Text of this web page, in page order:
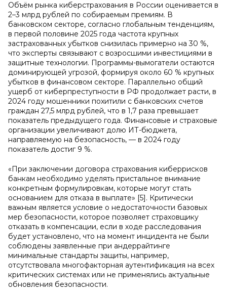
Объём рынка киберстрахования в России оценивается в
2–3 млрд рублей по собираемым премиям. В
банковском секторе, согласно глобальным тенденциям,
в первой половине 2025 года частота крупных
застрахованных убытков снизилась примерно на 30 %,
что эксперты связывают с возросшими инвестициями в
защитные технологии. Программы-вымогатели остаются
доминирующей угрозой, формируя около 60 % крупных
убытков в финансовом секторе. Параллельно общий
ущерб от киберпреступности в РФ продолжает расти, в
2024 году мошенники похитили с банковских счетов
граждан 27,5 млрд рублей, что в 1,7 раза превышает
показатель предыдущего года. Финансовые и страховые
организации увеличивают долю ИТ-бюджета,
направляемую на безопасность, — в 2024 году
показатель достиг 9 %.
«При заключении договора страхования киберрисков
банкам необходимо уделять пристальное внимание
конкретным формулировкам, которые могут стать
основанием для отказа в выплате» [5]. Критически
важным является условие о недостаточности базовых
мер безопасности, которое позволяет страховщику
отказать в компенсации, если в ходе расследования
будет установлено, что на момент инцидента не были
соблюдены заявленные при андеррайтинге
минимальные стандарты защиты, например,
отсутствовала многофакторная аутентификация на всех
критических системах или не применялись актуальные
обновления безопасности.